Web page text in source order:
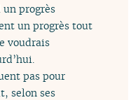
progrès
un progrès tout
voudrais
pas pour
selon ses